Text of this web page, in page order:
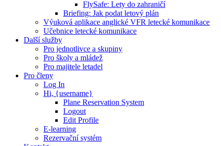
FlySafe: Lety do zahraničí
Briefing: Jak podat letový plán
Výuková aplikace anglické VFR letecké komunikace
Učebnice letecké komunikace
Další služby
Pro jednotlivce a skupiny
Pro školy a mládež
Pro majitele letadel
Pro členy
Log In
Hi, {username}
Plane Reservation System
Logout
Edit Profile
E-learning
Rezervační systém